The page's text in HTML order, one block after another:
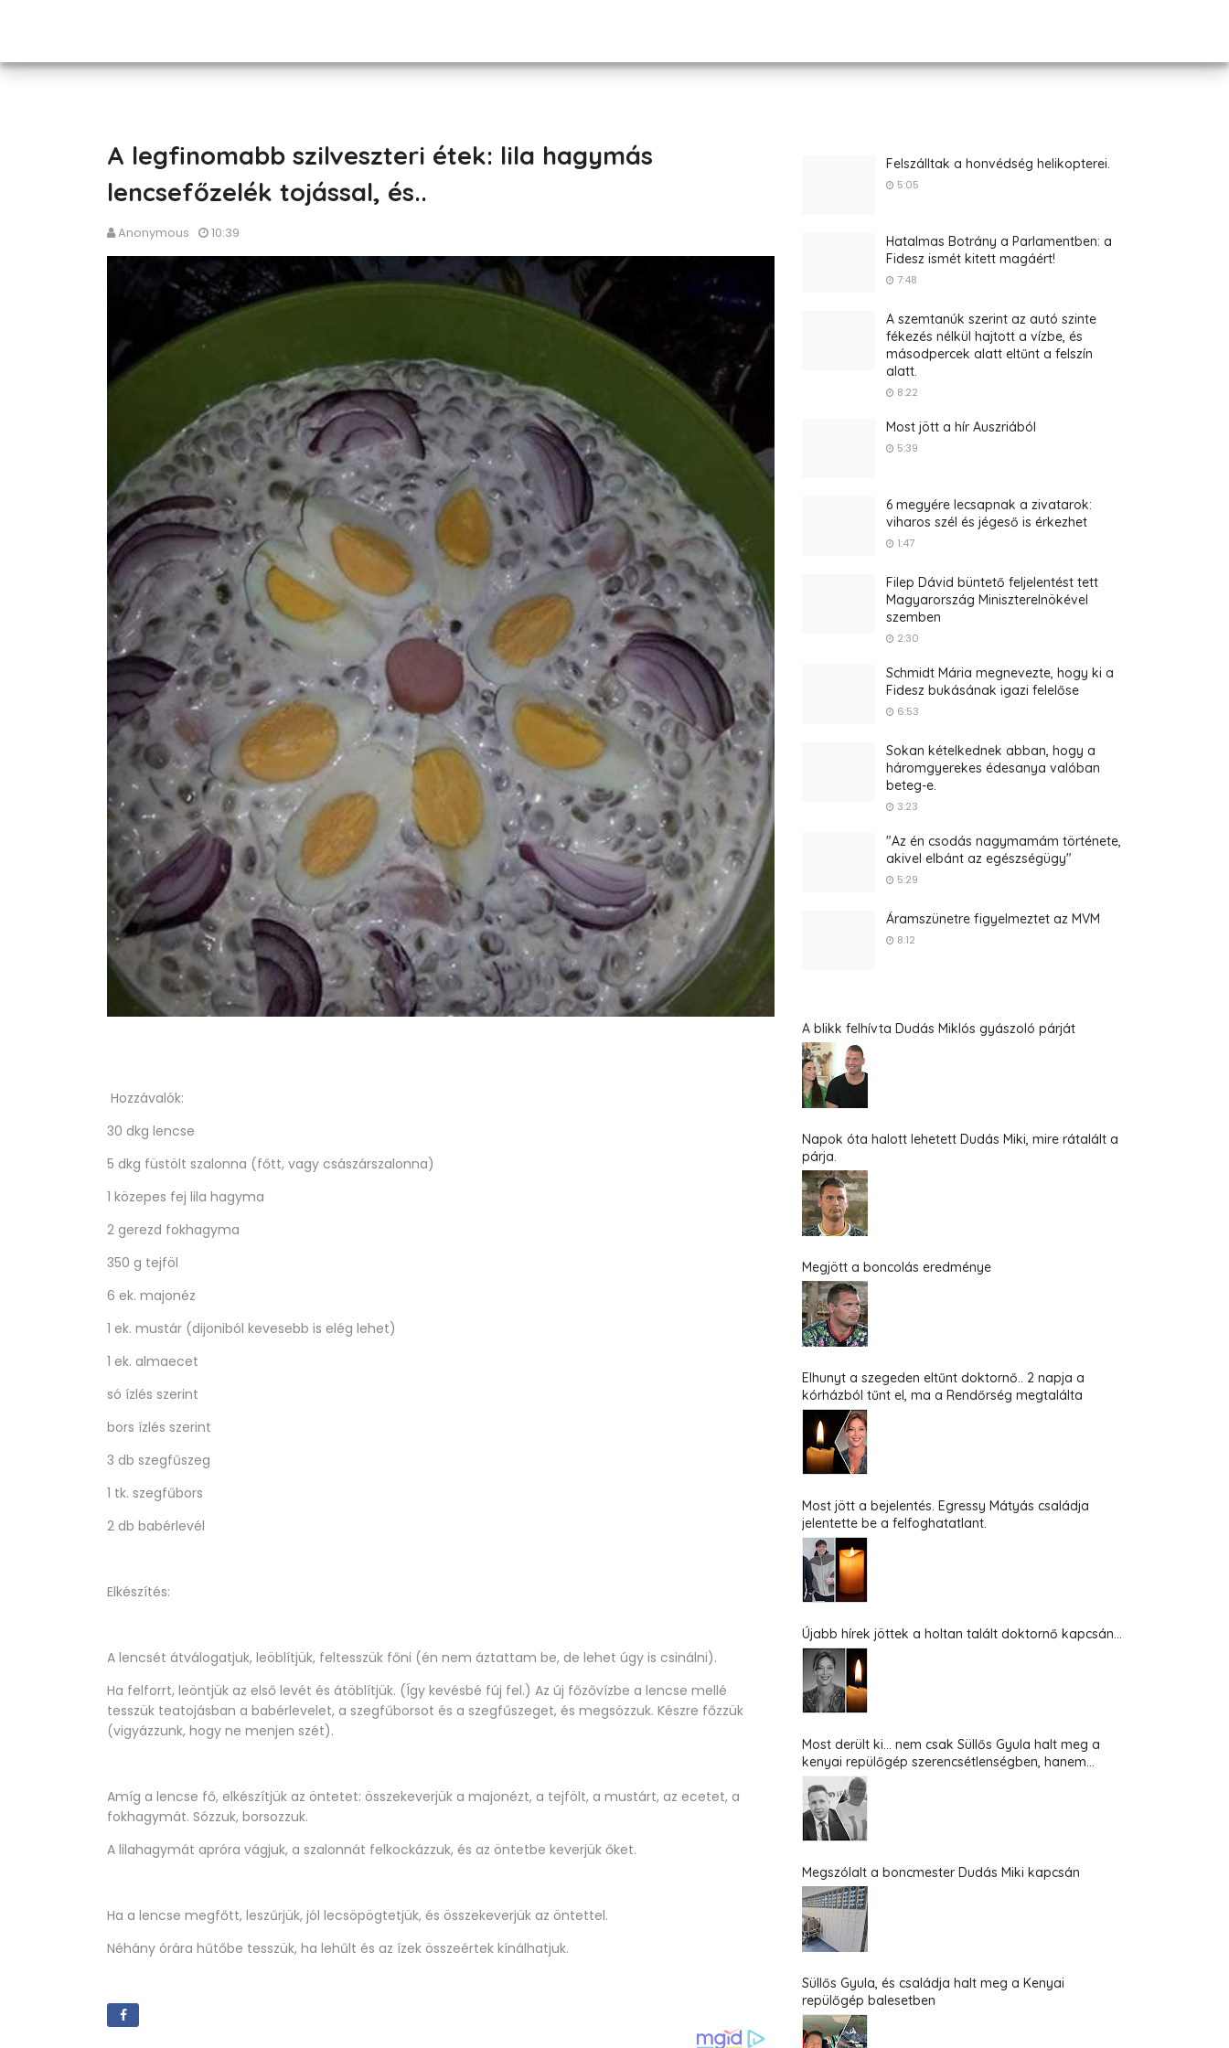
A legfinomabb szilveszteri étek: lila hagymás
lencsefőzelék tojással, és..
Anonymous 10:39
Hozzávalók:
30 dkg lencse
5 dkg füstölt szalonna (főtt, vagy császárszalonna)
1 közepes fej lila hagyma
2 gerezd fokhagyma
350 g tejföl
6 ek. majonéz
1 ek. mustár (dijoniból kevesebb is elég lehet)
1 ek. almaecet
só ízlés szerint
bors ízlés szerint
3 db szegfűszeg
1 tk. szegfűbors
2 db babérlevél
Elkészítés:
A lencsét átválogatjuk, leöblítjük, feltesszük főni (én nem áztattam be, de lehet úgy is csinálni).
Ha felforrt, leöntjük az első levét és átöblítjük. (Így kevésbé fúj fel.) Az új főzővízbe a lencse mellé
tesszük teatojásban a babérlevelet, a szegfűborsot és a szegfűszeget, és megsózzuk. Készre főzzük
(vigyázzunk, hogy ne menjen szét).
Amíg a lencse fő, elkészítjük az öntetet: összekeverjük a majonézt, a tejfölt, a mustárt, az ecetet, a
fokhagymát. Sózzuk, borsozzuk.
A lilahagymát apróra vágjuk, a szalonnát felkockázzuk, és az öntetbe keverjük őket.
Ha a lencse megfőtt, leszűrjük, jól lecsöpögtetjük, és összekeverjük az öntettel.
Néhány órára hűtőbe tesszük, ha lehűlt és az ízek összeértek kínálhatjuk.
Felszálltak a honvédség helikopterei.
5:05
Hatalmas Botrány a Parlamentben: a
Fidesz ismét kitett magáért!
7:48
A szemtanúk szerint az autó szinte
fékezés nélkül hajtott a vízbe, és
másodpercek alatt eltűnt a felszín
alatt.
8:22
Most jött a hír Auszriából
5:39
6 megyére lecsapnak a zivatarok:
viharos szél és jégeső is érkezhet
1:47
Filep Dávid büntető feljelentést tett
Magyarország Miniszterelnökével
szemben
2:30
Schmidt Mária megnevezte, hogy ki a
Fidesz bukásának igazi felelőse
6:53
Sokan kételkednek abban, hogy a
háromgyerekes édesanya valóban
beteg-e.
3:23
"Az én csodás nagymamám története,
akivel elbánt az egészségügy"
5:29
Áramszünetre figyelmeztet az MVM
8:12
A blikk felhívta Dudás Miklós gyászoló párját
Napok óta halott lehetett Dudás Miki, mire rátalált a
párja.
Megjött a boncolás eredménye
Elhunyt a szegeden eltűnt doktornő.. 2 napja a
kórházból tűnt el, ma a Rendőrség megtalálta
Most jött a bejelentés. Egressy Mátyás családja
jelentette be a felfoghatatlant.
Újabb hírek jöttek a holtan talált doktornő kapcsán...
Most derült ki... nem csak Süllős Gyula halt meg a
kenyai repülőgép szerencsétlenségben, hanem...
Megszólalt a boncmester Dudás Miki kapcsán
Süllős Gyula, és családja halt meg a Kenyai
repülőgép balesetben